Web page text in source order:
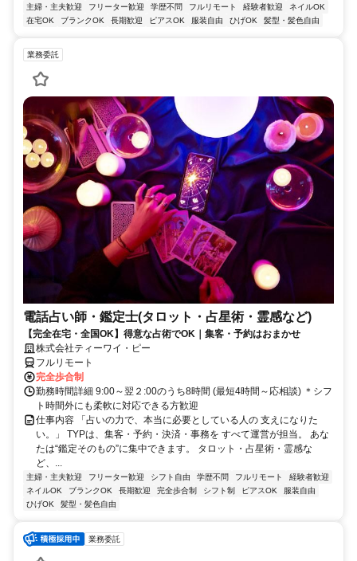
主婦・主夫歓迎 フリーター歓迎 学歴不問 フルリモート 経験者歓迎
ネイルOK
在宅OK
ブランクOK 長期歓迎 ピアスOK 服装自由 ひげOK 髪型・髪色自由
業務委託
電話占い師・鑑定士(タロット・占星術・霊感など)
【完全在宅・全国OK】得意な占術でOK｜集客・予約はおまかせ
株式会社ティーワイ・ピー
フルリモート
完全歩合制
勤務時間詳細 9:00～翌２:00のうち8時間 (最短4時間～応相談) ＊シフ
ト時間外にも柔軟に対応できる方歓迎
仕事内容 「占いの力で、本当に必要としている人の 支えになりた
い。」 TYPは、集客・予約・決済・事務を すべて運営が担当。 あな
たは“鑑定そのもの”に集中できます。 タロット・占星術・霊感な
ど、...
主婦・主夫歓迎 フリーター歓迎 シフト自由 学歴不問 フルリモート
経験者歓迎
ネイルOK
ブランクOK 長期歓迎 完全歩合制 シフト制 ピアスOK
服装自由
ひげOK
髪型・髪色自由
業務委託